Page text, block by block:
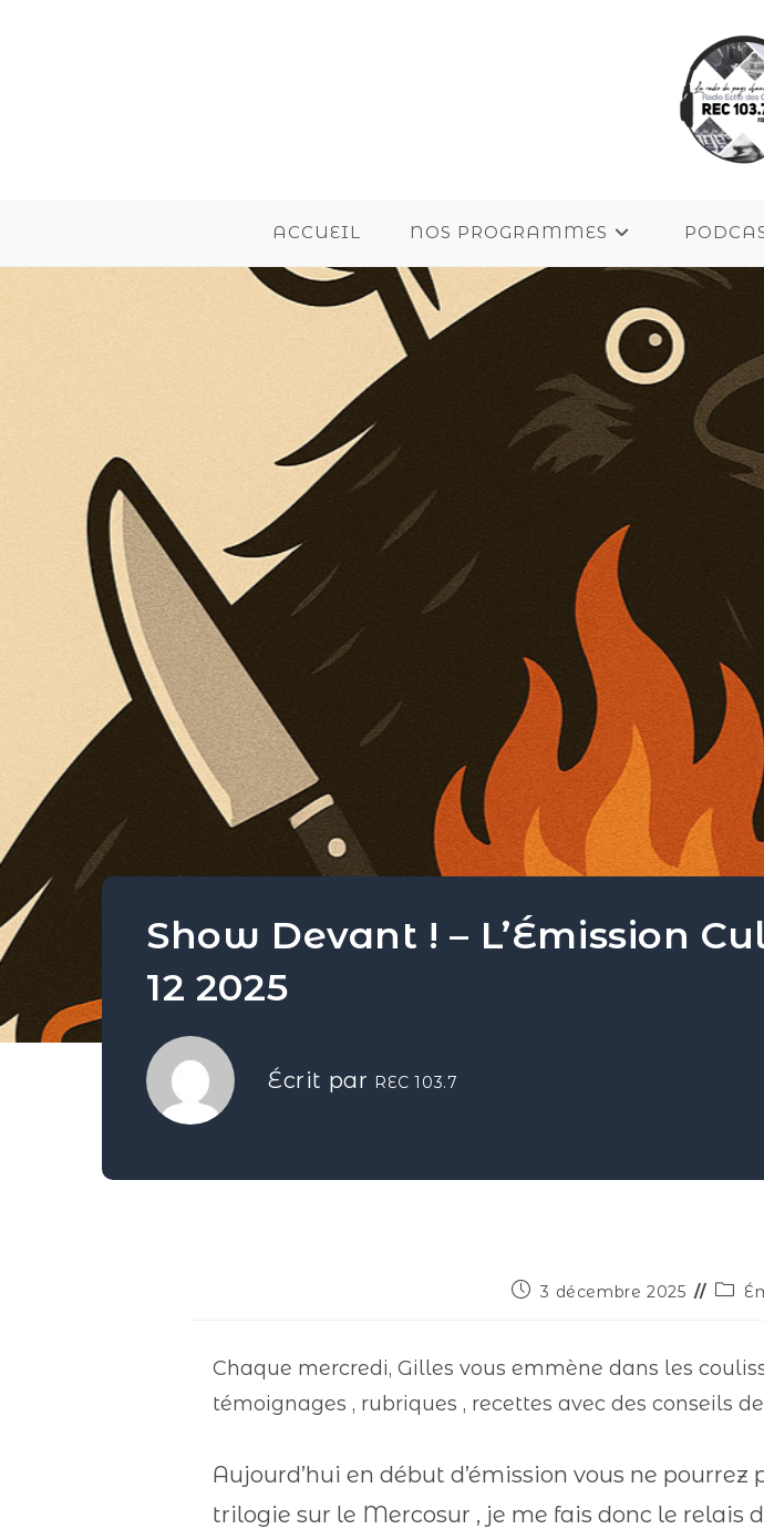
ACCUEIL NOS PROGRAMMES
Show Devant ! – L’Émission
12 2025
Écrit par REC 103.7
3 décembre 2025
Chaque mercredi, Gilles vous emmène dans les
témoignages , rubriques , recettes avec des conseils
Aujourd’hui en début d’émission vous ne
trilogie sur le Mercosur , je me fais donc le relais